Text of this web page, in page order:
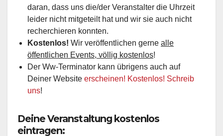
daran, dass uns die/der Veranstalter die Uhrzeit
leider nicht mitgeteilt hat und wir sie auch nicht
recherchieren konnten.
Kostenlos! Wir veröffentlichen gerne alle
öffentlichen Events, völlig kostenlos!
Der Ww-Terminator kann übrigens auch auf
Deiner Website erscheinen! Kostenlos! Schreib
uns!
Deine Veranstaltung kostenlos
eintragen: